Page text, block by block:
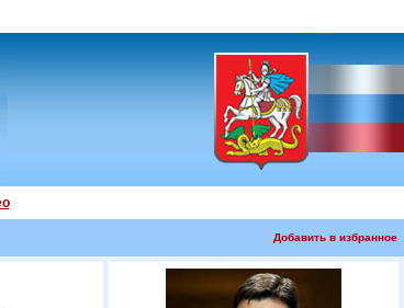
Добавить в избранное